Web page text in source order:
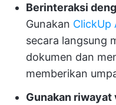
Berinteraksi
Gunakan ClickUp
secara langsung
dokumen dan
memberikan
Gunakan riwayat